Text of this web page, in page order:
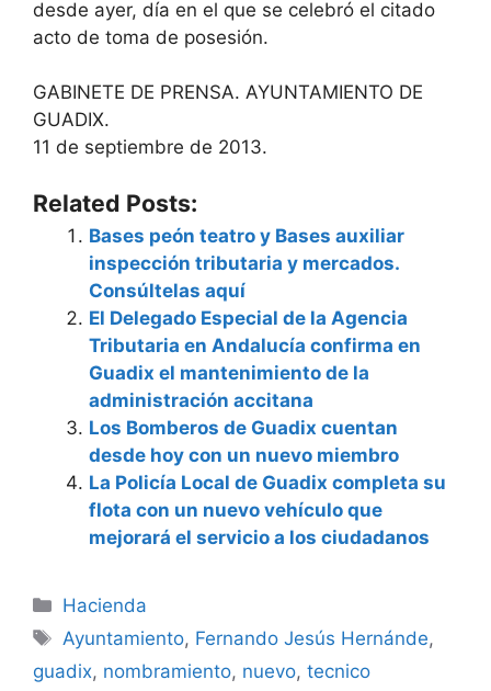
desde ayer, día en el que se celebró el citado
acto de toma de posesión.
GABINETE DE PRENSA. AYUNTAMIENTO DE
GUADIX.
11 de septiembre de 2013.
Related Posts:
Bases peón teatro y Bases auxiliar
inspección tributaria y mercados.
Consúltelas aquí
El Delegado Especial de la Agencia
Tributaria en Andalucía confirma en
Guadix el mantenimiento de la
administración accitana
Los Bomberos de Guadix cuentan
desde hoy con un nuevo miembro
La Policía Local de Guadix completa su
flota con un nuevo vehículo que
mejorará el servicio a los ciudadanos
Categorías
Hacienda
Etiquetas
Ayuntamiento, Fernando Jesús Hernánde,
guadix, nombramiento, nuevo, tecnico